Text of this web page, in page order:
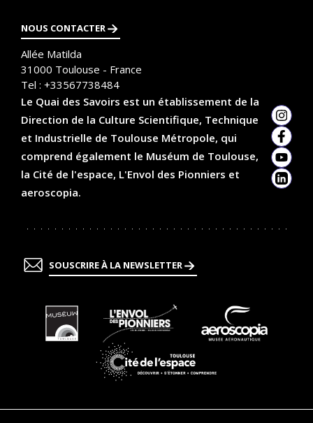
NOUS CONTACTER
Allée Matilda
31000 Toulouse - France
Tel : +33567738484
Le Quai des Savoirs est un établissement de la
Direction de la Culture Scientifique, Technique
et Industrielle de Toulouse Métropole, qui
comprend également le Muséum de Toulouse,
la Cité de l'espace, L'Envol des Pionniers et
aeroscopia.
SOUSCRIRE À LA NEWSLETTER
En
savoir
plus